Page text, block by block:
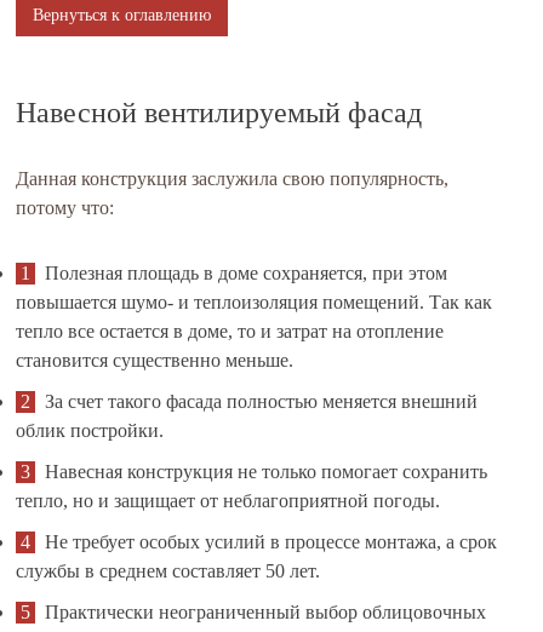
Вернуться к оглавлению
Навесной вентилируемый фасад
Данная конструкция заслужила свою популярность,
потому что:
Полезная площадь в доме сохраняется, при этом
повышается шумо- и теплоизоляция помещений. Так как
тепло все остается в доме, то и затрат на отопление
становится существенно меньше.
За счет такого фасада полностью меняется внешний
облик постройки.
Навесная конструкция не только помогает сохранить
тепло, но и защищает от неблагоприятной погоды.
Не требует особых усилий в процессе монтажа, а срок
службы в среднем составляет 50 лет.
Практически неограниченный выбор облицовочных